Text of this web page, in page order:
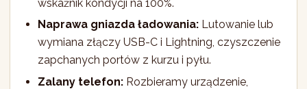
wskaźnik kondycji na 100%.
Naprawa gniazda ładowania:Lutowanie lub
wymiana złączy USB-C i Lightning, czyszczenie
zapchanych portów z kurzu i pyłu.
Zalany telefon:Rozbieramy urządzenie,